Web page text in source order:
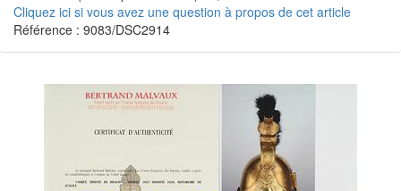
Cliquez ici si vous avez une question à propos de cet article
Référence : 9083/DSC2914